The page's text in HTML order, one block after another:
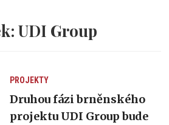
UDI Group
PROJEKTY
Druhou fázi brněnského
projektu UDI Group bude